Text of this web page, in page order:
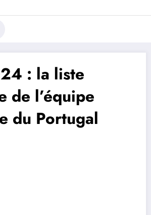
Trivela
L'actualité du football
: la liste
de l’équipe
du Portugal